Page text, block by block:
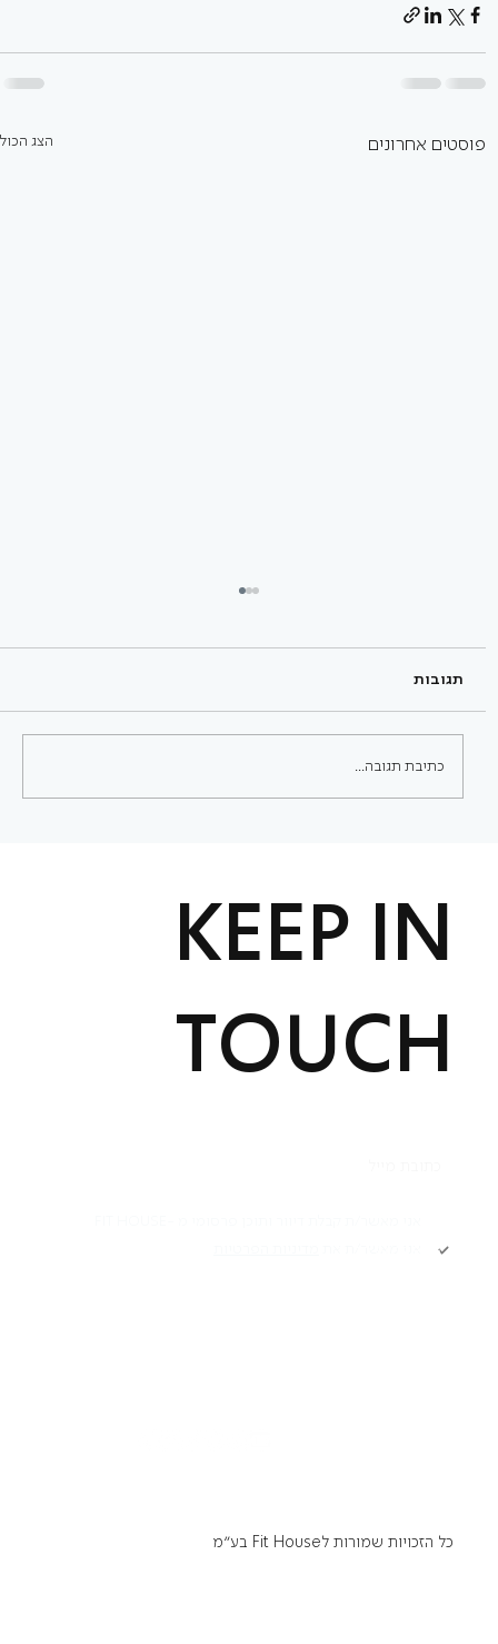
פוסטים אחרונים הצג הכול
תגובות
כתיבת תגובה...
KEEP IN
TOUCH
כל הזכויות שמורות לFit House בע״מ
Academy תקנון